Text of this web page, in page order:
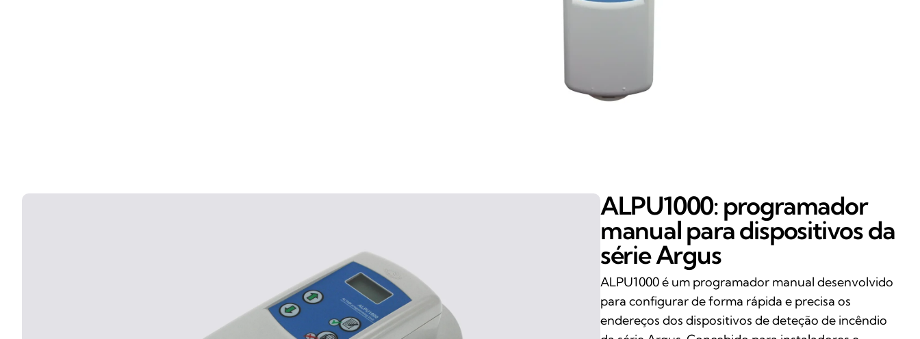
ALPU1000: programador
manual para dispositivos da
série Argus
ALPU1000 é um programador manual desenvolvido
para configurar de forma rápida e precisa os
endereços dos dispositivos de deteção de incêndio